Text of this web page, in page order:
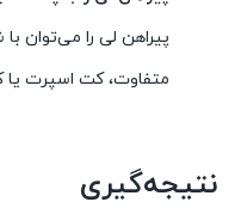
پیراهن لی را می‌توان
متفاوت، کت اسپرت
نتیجه‌گیری